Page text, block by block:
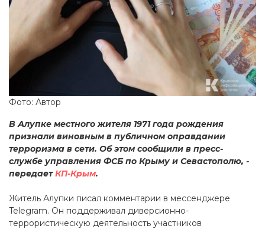
Фото: Автор
В Алупке местного жителя 1971 года рождения
признали виновным в публичном оправдании
терроризма в сети. Об этом сообщили в пресс-
службе управления ФСБ по Крыму и Севастополю, -
передаетКП-Крым.
Житель Алупки писал комментарии в мессенджере
Telegram. Он поддерживал диверсионно-
террористическую деятельность участников